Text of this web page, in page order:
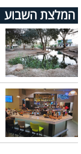
המלצת השבוע